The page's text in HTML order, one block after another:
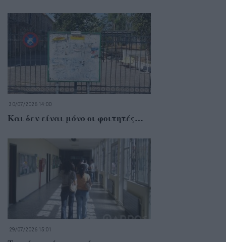
30/07/2026 14:00
Και δεν είναι μόνο οι φοιτητές…
29/07/2026 15:01